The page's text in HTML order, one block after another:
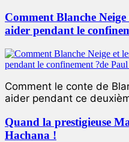
Comment Blanche
aider pendant le
Comment le conte de
aider pendant ce
Quand la prestigieuse
Hachana !